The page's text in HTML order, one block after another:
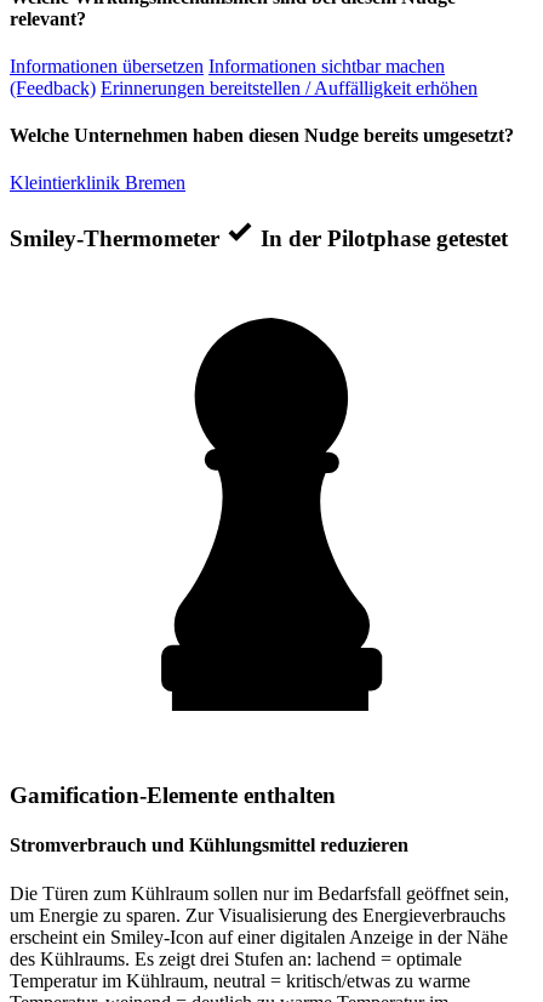
relevant?
Informationen übersetzen Informationen sichtbar machen
(Feedback) Erinnerungen bereitstellen / Auffälligkeit erhöhen
Welche Unternehmen haben diesen Nudge bereits umgesetzt?
Kleintierklinik Bremen
Smiley-Thermometer In der Pilotphase getestet
Gamification-Elemente enthalten
Stromverbrauch und Kühlungsmittel reduzieren
Die Türen zum Kühlraum sollen nur im Bedarfsfall geöffnet sein,
um Energie zu sparen. Zur Visualisierung des Energieverbrauchs
erscheint ein Smiley-Icon auf einer digitalen Anzeige in der Nähe
des Kühlraums. Es zeigt drei Stufen an: lachend = optimale
Temperatur im Kühlraum, neutral = kritisch/etwas zu warme